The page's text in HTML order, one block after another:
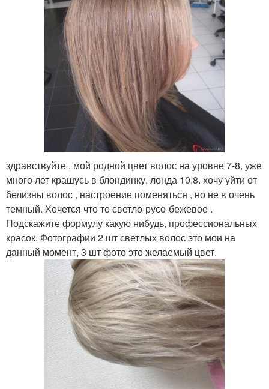
здравствуйте , мой родной цвет волос на уровне 7-8, уже
много лет крашусь в блондинку, лонда 10.8. хочу уйти от
белизны волос , настроение поменяться , но не в очень
темный. Хочется что то светло-русо-бежевое .
Подскажите формулу какую нибудь, профессиональных
красок. Фотографии 2 шт светлых волос это мои на
данный момент, 3 шт фото это желаемый цвет.